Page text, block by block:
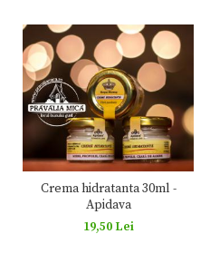
Crema hidratanta 30ml -
Apidava
19,50 Lei